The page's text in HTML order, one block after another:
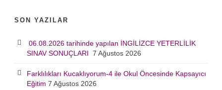
SON YAZILAR
06.08.2026 tarihinde yapılan İNGİLİZCE YETERLİLİK
SINAV SONUÇLARI 7 Ağustos 2026
Farklılıkları Kucaklıyorum-4 ile Okul Öncesinde Kapsayıcı
Eğitim 7 Ağustos 2026